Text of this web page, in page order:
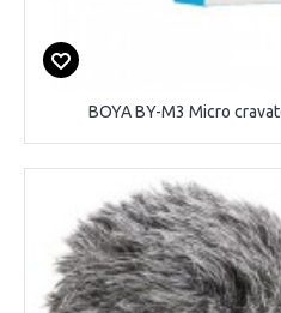
BOYA BY-M3 Micro